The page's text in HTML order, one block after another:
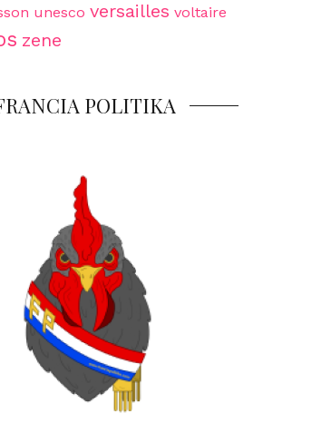
unesco versailles voltaire
zene
POLITIKA